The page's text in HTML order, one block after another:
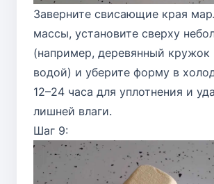
Заверните свисающие края
массы, установите сверху
(например, деревянный кружок
водой) и уберите форму в
12–24 часа для уплотнения и
лишней влаги.
Шаг 9: